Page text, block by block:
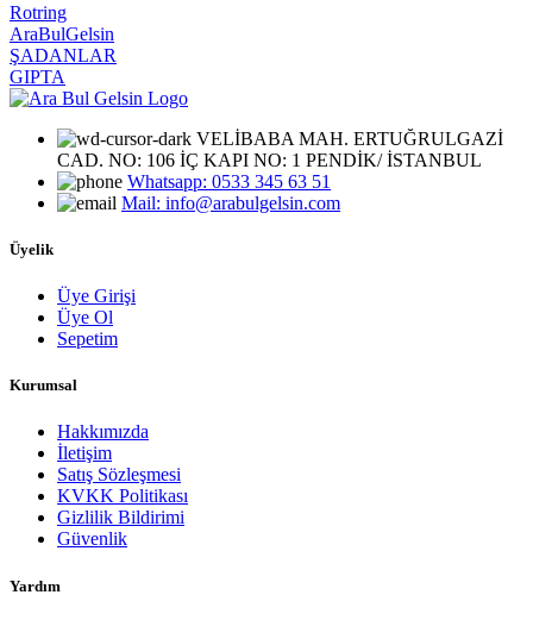
Rotring
AraBulGelsin
ŞADANLAR
GIPTA
VELİBABA MAH. ERTUĞRULGAZİ
CAD. NO: 106 İÇ KAPI NO: 1 PENDİK/ İSTANBUL
Whatsapp: 0533 345 63 51
Mail: info@arabulgelsin.com
Üyelik
Üye Girişi
Üye Ol
Sepetim
Kurumsal
Hakkımızda
İletişim
Satış Sözleşmesi
KVKK Politikası
Gizlilik Bildirimi
Güvenlik
Yardım